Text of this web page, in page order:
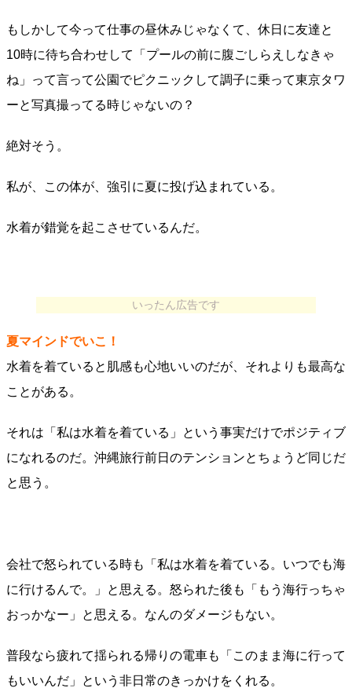
もしかして今って仕事の昼休みじゃなくて、休日に友達と
10時に待ち合わせして「プールの前に腹ごしらえしなきゃ
ね」って言って公園でピクニックして調子に乗って東京タワ
ーと写真撮ってる時じゃないの？
絶対そう。
私が、この体が、強引に夏に投げ込まれている。
水着が錯覚を起こさせているんだ。
いったん広告です
夏マインドでいこ！
水着を着ていると肌感も心地いいのだが、それよりも最高な
ことがある。
それは「私は水着を着ている」という事実だけでポジティブ
になれるのだ。沖縄旅行前日のテンションとちょうど同じだ
と思う。
会社で怒られている時も「私は水着を着ている。いつでも海
に行けるんで。」と思える。怒られた後も「もう海行っちゃ
おっかなー」と思える。なんのダメージもない。
普段なら疲れて揺られる帰りの電車も「このまま海に行って
もいいんだ」という非日常のきっかけをくれる。